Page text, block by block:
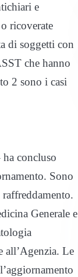
e
ricoverate
di soggetti con
che hanno
2 sono i casi
ha concluso
Sono
Generale e
all’Agenzia. Le